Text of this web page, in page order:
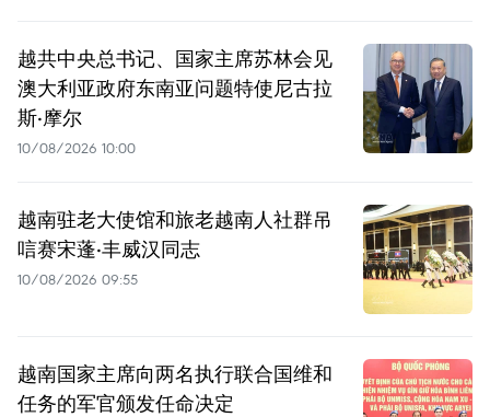
越共中央总书记、国家主席苏林会见
澳大利亚政府东南亚问题特使尼古拉
斯·摩尔
10/08/2026 10:00
越南驻老大使馆和旅老越南人社群吊
唁赛宋蓬·丰威汉同志
10/08/2026 09:55
越南国家主席向两名执行联合国维和
任务的军官颁发任命决定